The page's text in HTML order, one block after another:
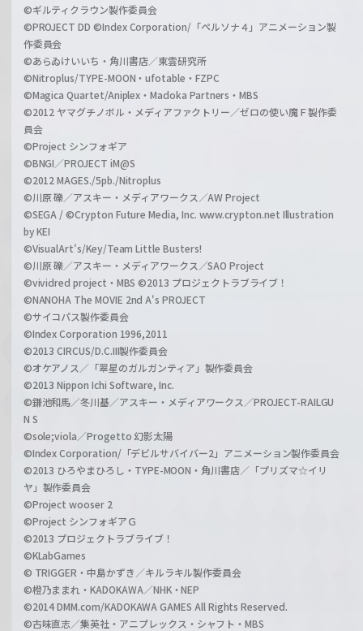
©ギルティクラウン製作委員会
©PROJECT DD ©Index Corporation/「ペルソナ４」アニメーション製
作委員会
©あらゐけいいち・角川書店／東雲研究所
©Nitroplus/TYPE-MOON・ufotable・FZPC
©Magica Quartet/Aniplex・Madoka Partners・MBS
©2012 ヤマグチノボル・メディアファクトリー／ゼロの使い魔Ｆ製作委
員会
©Project シンフォギア
©BNGI／PROJECT iM@S
©2012 MAGES./5pb./Nitroplus
©川原 礫／アスキー・メディアワークス／AW Project
©SEGA / ©Crypton Future Media, Inc. www.crypton.net Illustration
by KEI
©VisualArt's/Key/Team Little Busters!
©川原 礫／アスキー・メディアワークス／SAO Project
©vividred project・MBS ©2013 プロジェクトラブライブ！
©NANOHA The MOVIE 2nd A's PROJECT
©サイコパス製作委員会
©Index Corporation 1996,2011
©2013 CIRCUS/D.C.III製作委員会
©オケアノス／「翠星のガルガンティア」製作委員会
©2013 Nippon Ichi Software, Inc.
©鎌池和馬／冬川基／アスキー・メディアワークス／PROJECT-RAILGU
N S
©sole;viola／Progetto 幻影太陽
©Index Corporation/「デビルサバイバー2」アニメーション製作委員会
©2013 ひろやまひろし・TYPE-MOON・角川書店／「プリズマ☆イリ
ヤ」製作委員会
©Project wooser 2
©Project シンフォギアＧ
©2013 プロジェクトラブライブ！
©KLabGames
© TRIGGER・中島かずき／キルラキル製作委員会
©橙乃ままれ・KADOKAWA／NHK・NEP
©2014 DMM.com/KADOKAWA GAMES All Rights Reserved.
©古味直志／集英社・アニプレックス・シャフト・MBS